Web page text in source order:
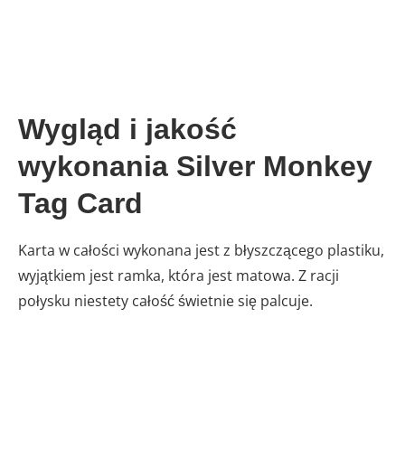
Wygląd i jakość
wykonania Silver Monkey
Tag Card
Karta w całości wykonana jest z błyszczącego plastiku,
wyjątkiem jest ramka, która jest matowa. Z racji
połysku niestety całość świetnie się palcuje.